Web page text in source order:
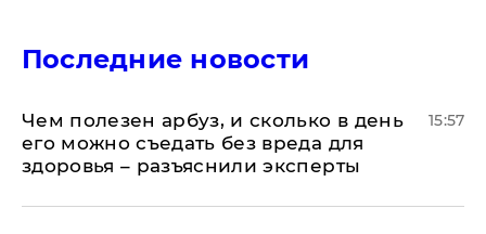
Последние новости
Чем полезен арбуз, и сколько в день
его можно съедать без вреда для
здоровья – разъяснили эксперты
15:57